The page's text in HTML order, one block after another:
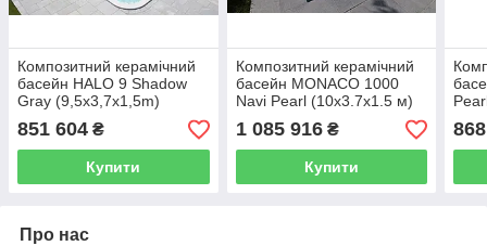
Композитний керамічний
басейн HALO 9 Shadow
Gray (9,5x3,7x1,5m)
851 604 ₴
Купити
Композитний керамічний
басейн MONACO 1000
Navi Pearl (10х3.7х1.5 м)
1 085 916₴
Купити
Про нас